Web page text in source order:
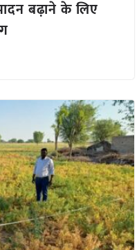
बढ़ाने के लिए